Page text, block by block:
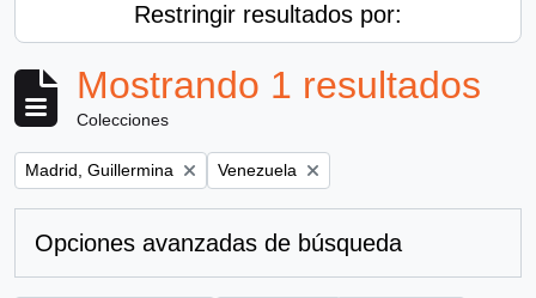
Restringir resultados por:
Mostrando 1 resultados
Colecciones
Remove filter:
Madrid, Guillermina Remove filter:
Venezuela
Opciones avanzadas de búsqueda